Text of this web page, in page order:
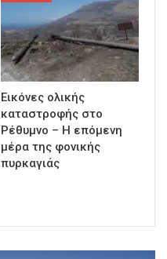
Εικόνες ολικής
καταστροφής στο
Ρέθυμνο – Η επόμενη
μέρα της φονικής
πυρκαγιάς